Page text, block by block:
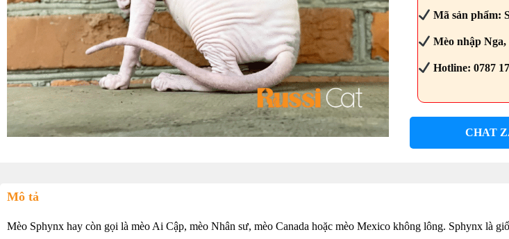
Mã sản phẩm:
Mèo nhập
Hotline: 0787
CHAT
Mô tả
Mèo Sphynx hay còn gọi là mèo Ai Cập, mèo Nhân sư, mèo Canada hoặc mèo Mexico không lông. Sphynx là